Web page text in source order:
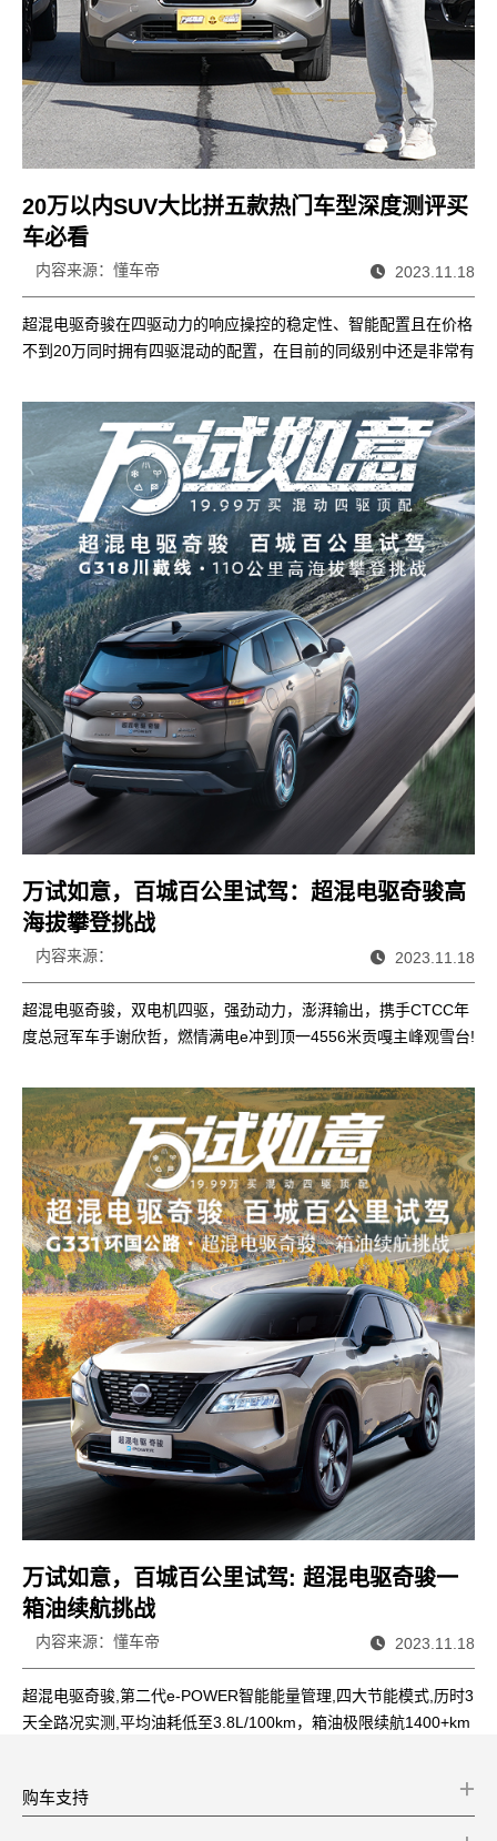
20万以内SUV大比拼五款热门车型深度测评买
车必看
内容来源：懂车帝 2023.11.18
超混电驱奇骏在四驱动力的响应操控的稳定性、智能配置且在价格
不到20万同时拥有四驱混动的配置，在目前的同级别中还是非常有
万试如意，百城百公里试驾：超混电驱奇骏高
海拔攀登挑战
内容来源： 2023.11.18
超混电驱奇骏，双电机四驱，强劲动力，澎湃输出，携手CTCC年
度总冠军车手谢欣哲，燃情满电e冲到顶一4556米贡嘎主峰观雪台!
万试如意，百城百公里试驾: 超混电驱奇骏一
箱油续航挑战
内容来源：懂车帝 2023.11.18
超混电驱奇骏,第二代e-POWER智能能量管理,四大节能模式,历时3
天全路况实测,平均油耗低至3.8L/100km，箱油极限续航1400+km
购车支持